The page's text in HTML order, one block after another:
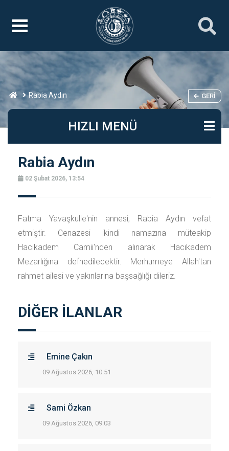
Rabia Aydın GERI
HIZLI MENÜ
Rabia Aydın
02 Şubat 2026, 13:54
Fatma Yavaşkulle'nin annesi, Rabia Aydın vefat
etmiştir. Cenazesi ikindi namazına müteakip
Hacıkadem Camii'nden alınarak Hacıkadem
Mezarlığına defnedilecektir. Merhumeye Allah'tan
rahmet ailesi ve yakınlarına başsağlığı dileriz.
DİĞER İLANLAR
Emine Çakın
09 Ağustos 2026, 10:51
Sami Özkan
09 Ağustos 2026, 09:03